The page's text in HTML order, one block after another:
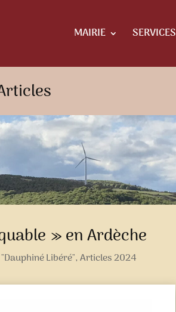
MAIRIE SERVICES
» en Ardèche
Libéré",Articles 2024